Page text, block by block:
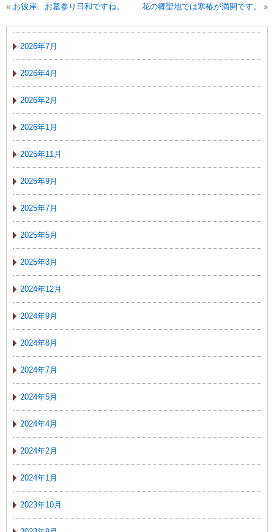
« お彼岸、お墓参り日和ですね。 花の郷聖地では寒椿が満開です。 »
2026年7月
2026年4月
2026年2月
2026年1月
2025年11月
2025年9月
2025年7月
2025年5月
2025年3月
2024年12月
2024年9月
2024年8月
2024年7月
2024年5月
2024年4月
2024年2月
2024年1月
2023年10月